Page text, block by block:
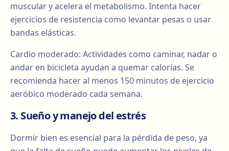
muscular y acelera el metabolismo. Intenta hacer
ejercicios de resistencia como levantar pesas o usar
bandas elásticas.
Cardio moderado: Actividades como caminar, nadar o
andar en bicicleta ayudan a quemar calorías. Se
recomienda hacer al menos 150 minutos de ejercicio
aeróbico moderado cada semana.
3. Sueño y manejo del estrés
Dormir bien es esencial para la pérdida de peso, ya